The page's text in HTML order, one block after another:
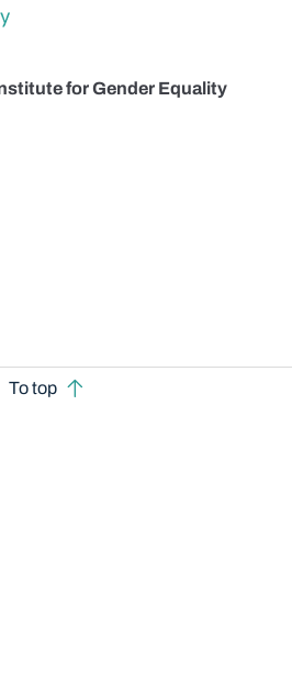
for Gender Equality
To top